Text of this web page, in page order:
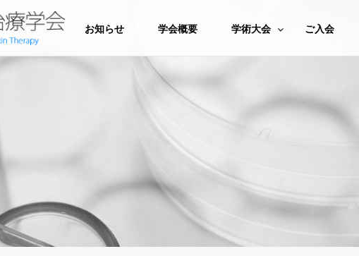
お知らせ 学会概要 学術大会 ご入会